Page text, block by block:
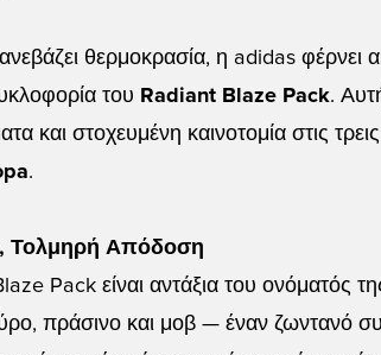
θερμοκρασία, η adidas φέρνει
του Radiant Blaze Pack.
και στοχευμένη καινοτομία στις
.
Τολμηρή Απόδοση
Pack είναι αντάξια του ονόματός
πράσινο και μοβ — έναν ζωντανό